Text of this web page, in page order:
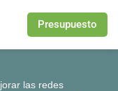
Presupuesto
las redes